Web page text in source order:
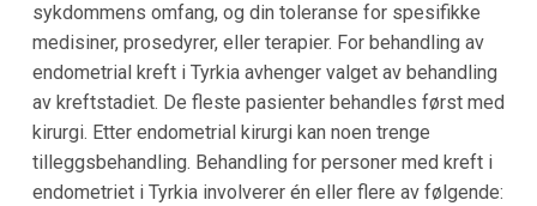
sykdommens omfang, og din toleranse for spesifikke
medisiner, prosedyrer, eller terapier. For behandling av
endometrial kreft i Tyrkia avhenger valget av behandling
av kreftstadiet. De fleste pasienter behandles først med
kirurgi. Etter endometrial kirurgi kan noen trenge
tilleggsbehandling. Behandling for personer med kreft i
endometriet i Tyrkia involverer én eller flere av følgende: